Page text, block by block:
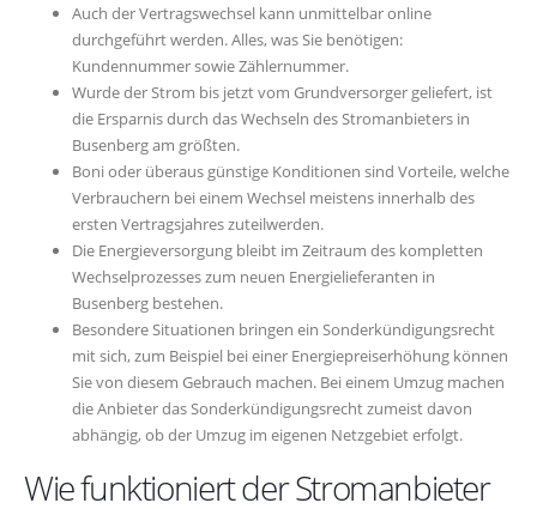
Auch der Vertragswechsel kann unmittelbar online
durchgeführt werden. Alles, was Sie benötigen:
Kundennummer sowie Zählernummer.
Wurde der Strom bis jetzt vom Grundversorger geliefert, ist
die Ersparnis durch das Wechseln des Stromanbieters in
Busenberg am größten.
Boni oder überaus günstige Konditionen sind Vorteile, welche
Verbrauchern bei einem Wechsel meistens innerhalb des
ersten Vertragsjahres zuteilwerden.
Die Energieversorgung bleibt im Zeitraum des kompletten
Wechselprozesses zum neuen Energielieferanten in
Busenberg bestehen.
Besondere Situationen bringen ein Sonderkündigungsrecht
mit sich, zum Beispiel bei einer Energiepreiserhöhung können
Sie von diesem Gebrauch machen. Bei einem Umzug machen
die Anbieter das Sonderkündigungsrecht zumeist davon
abhängig, ob der Umzug im eigenen Netzgebiet erfolgt.
Wie funktioniert der Stromanbieter